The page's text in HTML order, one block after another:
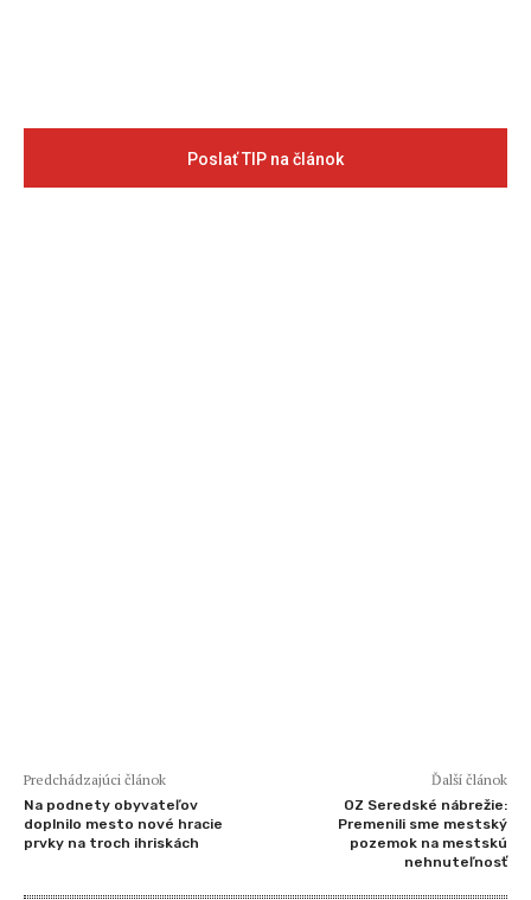
Poslať TIP na článok
Predchádzajúci článok
Na podnety obyvateľov
doplnilo mesto nové hracie
prvky na troch ihriskách
Ďalší článok
OZ Seredské nábrežie:
Premenili sme mestský
pozemok na mestskú
nehnuteľnosť